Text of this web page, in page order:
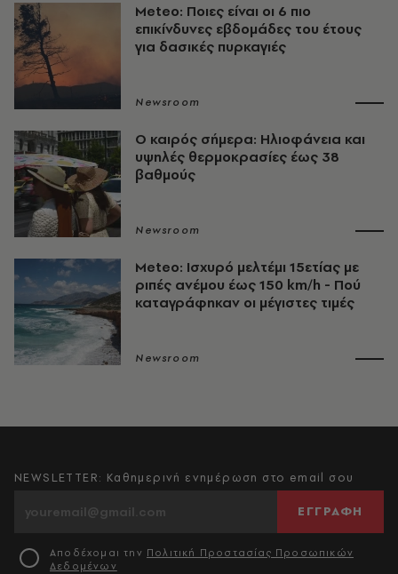
Meteo: Ποιες είναι οι 6 πιο
επικίνδυνες εβδομάδες του έτους
για δασικές πυρκαγιές
Newsroom
Ο καιρός σήμερα: Ηλιοφάνεια και
υψηλές θερμοκρασίες έως 38
βαθμούς
Newsroom
Meteo: Ισχυρό μελτέμι 15ετίας με
ριπές ανέμου έως 150 km/h - Πού
καταγράφηκαν οι μέγιστες τιμές
Newsroom
NEWSLETTER: Καθημερινή ενημέρωση στο email σου
ΕΓΓΡΑΦΗ
Αποδέχομαι την Πολιτική Προστασίας Προσωπικών
Δεδομένων